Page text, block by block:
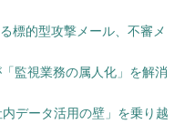
標的型攻撃メール、不審メ
監視業務の属人化」を解消
データ活用の壁」を乗り越